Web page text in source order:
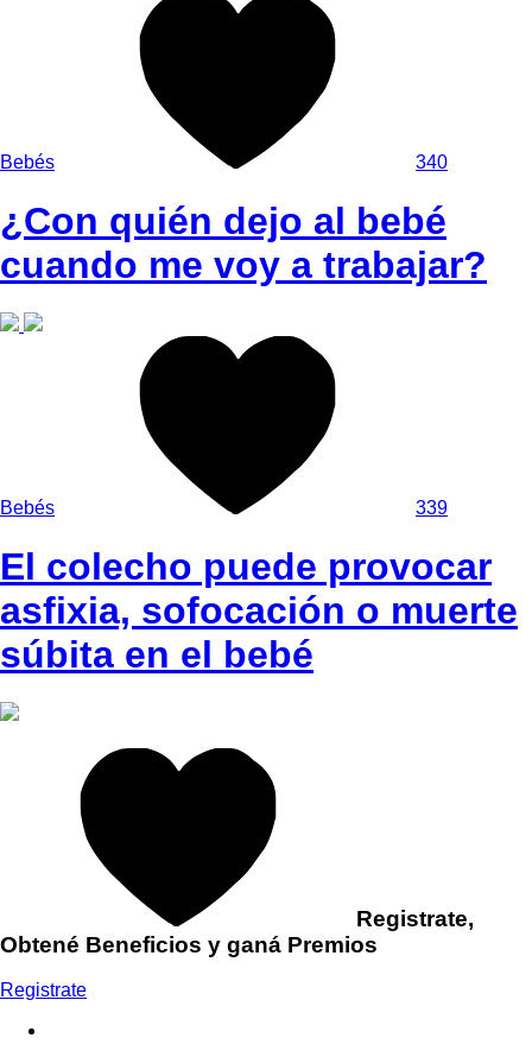
Bebés 340
¿Con quién dejo al bebé
cuando me voy a trabajar?
Bebés 339
El colecho puede provocar
asfixia, sofocación o muerte
súbita en el bebé
Registrate,
Obtené Beneficios y ganá Premios
Registrate